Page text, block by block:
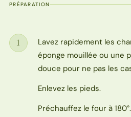
PRÉPARATION
Étape
1
Lavez rapidement les
éponge mouillée ou une
douce pour ne pas les
Enlevez les pieds.
Préchauffez le four à 180°.